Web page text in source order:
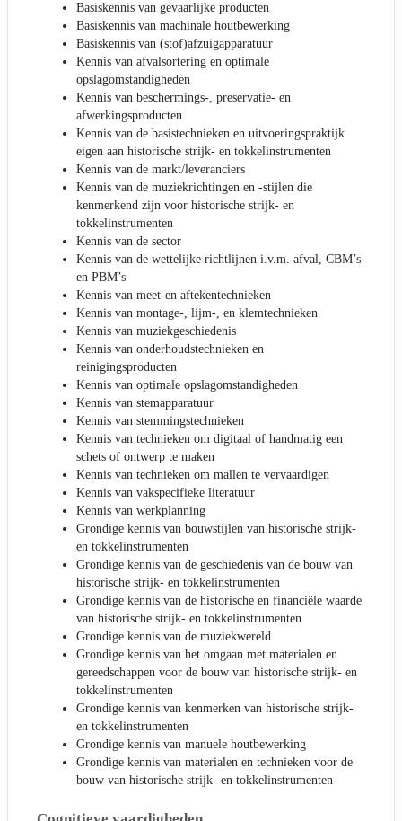
Basiskennis van gevaarlijke producten
Basiskennis van machinale houtbewerking
Basiskennis van (stof)afzuigapparatuur
Kennis van afvalsortering en optimale
opslagomstandigheden
Kennis van beschermings-, preservatie- en
afwerkingsproducten
Kennis van de basistechnieken en uitvoeringspraktijk
eigen aan historische strijk- en tokkelinstrumenten
Kennis van de markt/leveranciers
Kennis van de muziekrichtingen en -stijlen die
kenmerkend zijn voor historische strijk- en
tokkelinstrumenten
Kennis van de sector
Kennis van de wettelijke richtlijnen i.v.m. afval, CBM’s
en PBM’s
Kennis van meet-en aftekentechnieken
Kennis van montage-, lijm-, en klemtechnieken
Kennis van muziekgeschiedenis
Kennis van onderhoudstechnieken en
reinigingsproducten
Kennis van optimale opslagomstandigheden
Kennis van stemapparatuur
Kennis van stemmingstechnieken
Kennis van technieken om digitaal of handmatig een
schets of ontwerp te maken
Kennis van technieken om mallen te vervaardigen
Kennis van vakspecifieke literatuur
Kennis van werkplanning
Grondige kennis van bouwstijlen van historische strijk-
en tokkelinstrumenten
Grondige kennis van de geschiedenis van de bouw van
historische strijk- en tokkelinstrumenten
Grondige kennis van de historische en financiële waarde
van historische strijk- en tokkelinstrumenten
Grondige kennis van de muziekwereld
Grondige kennis van het omgaan met materialen en
gereedschappen voor de bouw van historische strijk- en
tokkelinstrumenten
Grondige kennis van kenmerken van historische strijk-
en tokkelinstrumenten
Grondige kennis van manuele houtbewerking
Grondige kennis van materialen en technieken voor de
bouw van historische strijk- en tokkelinstrumenten